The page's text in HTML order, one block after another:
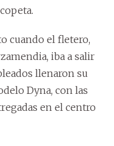
cuando el fletero,
iba a salir
llenaron su
Dyna, con las
en el centro